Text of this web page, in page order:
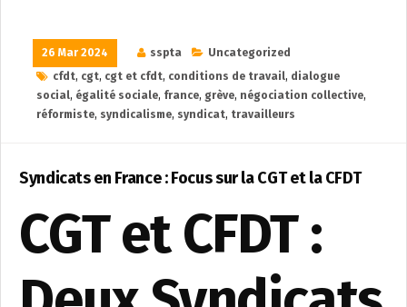
26 Mar 2024 sspta
Uncategorized
cfdt, cgt, cgt et cfdt, conditions de travail, dialogue
social, égalité sociale, france, grève, négociation collective,
réformiste, syndicalisme, syndicat, travailleurs
Syndicats en France : Focus sur la CGT et la CFDT
CGT et CFDT :